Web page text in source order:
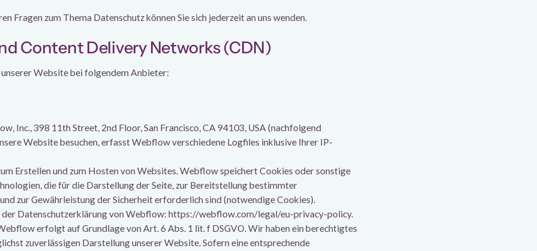
Fragen zum Thema Datenschutz können Sie sich jederzeit an uns wenden.
Content Delivery Networks (CDN)
Website bei folgendem Anbieter:
Inc., 398 11th Street, 2nd Floor, San Francisco, CA 94103, USA (nachfolgend
Website besuchen, erfasst Webflow verschiedene Logfiles inklusive Ihrer IP-
Erstellen und zum Hosten von Websites. Webflow speichert Cookies oder sonstige
die für die Darstellung der Seite, zur Bereitstellung bestimmter
zur Gewährleistung der Sicherheit erforderlich sind (notwendige Cookies).
der Datenschutzerklärung von Webflow: https://webflow.com/legal/eu-privacy-policy.
erfolgt auf Grundlage von Art. 6 Abs. 1 lit. f DSGVO. Wir haben ein berechtigtes
zuverlässigen Darstellung unserer Website. Sofern eine entsprechende